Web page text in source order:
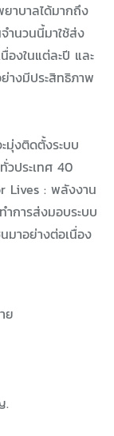
ยาบาลได้มากถึง
ำนวนนี้มาใช้ส่ง
องในแต่ละปี และ
างมีประสิทธิภาพ
มุ่งติดตั้งระบบ
วประเทศ 40
Lives : พลังงาน
การส่งมอบระบบ
มาอย่างต่อเนื่อง
ย
.